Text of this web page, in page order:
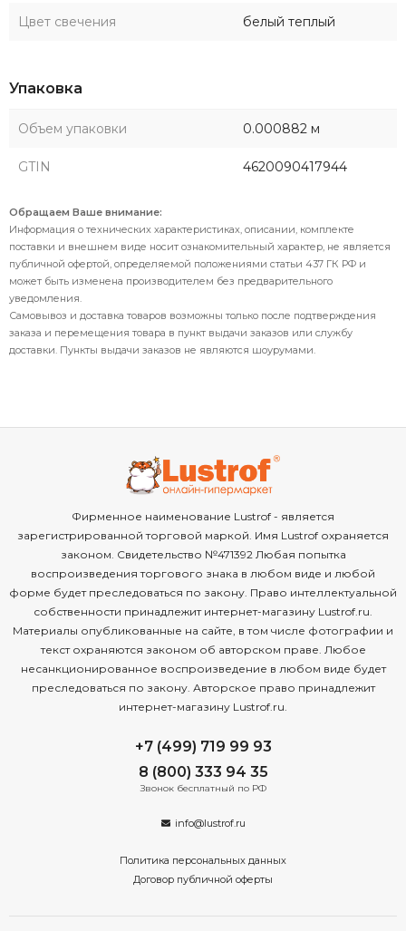
Цвет свечения белый теплый
Упаковка
Объем упаковки 0.000882 м
GTIN 4620090417944
Обращаем Ваше внимание:
Информация о технических характеристиках, описании, комплекте
поставки и внешнем виде носит ознакомительный характер, не является
публичной офертой, определяемой положениями статьи 437 ГК РФ и
может быть изменена производителем без предварительного
уведомления.
Самовывоз и доставка товаров возможны только после подтверждения
заказа и перемещения товара в пункт выдачи заказов или службу
доставки. Пункты выдачи заказов не являются шоурумами.
Фирменное наименование Lustrof - является
зарегистрированной торговой маркой. Имя Lustrof охраняется
законом. Свидетельство №471392 Любая попытка
воспроизведения торгового знака в любом виде и любой
форме будет преследоваться по закону. Право интеллектуальной
собственности принадлежит интернет-магазину Lustrof.ru.
Материалы опубликованные на сайте, в том числе фотографии и
текст охраняются законом об авторском праве. Любое
несанкционированное воспроизведение в любом виде будет
преследоваться по закону. Авторское право принадлежит
интернет-магазину Lustrof.ru.
+7 (499) 719 99 93
8 (800) 333 94 35
Звонок бесплатный по РФ
info@lustrof.ru
Политика персональных данных
Договор публичной оферты